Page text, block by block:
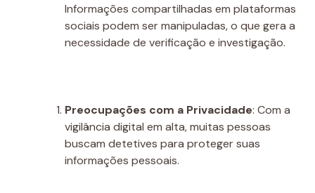
Informações compartilhadas em plataformas
sociais podem ser manipuladas, o que gera a
necessidade de verificação e investigação.
Preocupações com a Privacidade: Com a
vigilância digital em alta, muitas pessoas
buscam detetives para proteger suas
informações pessoais.